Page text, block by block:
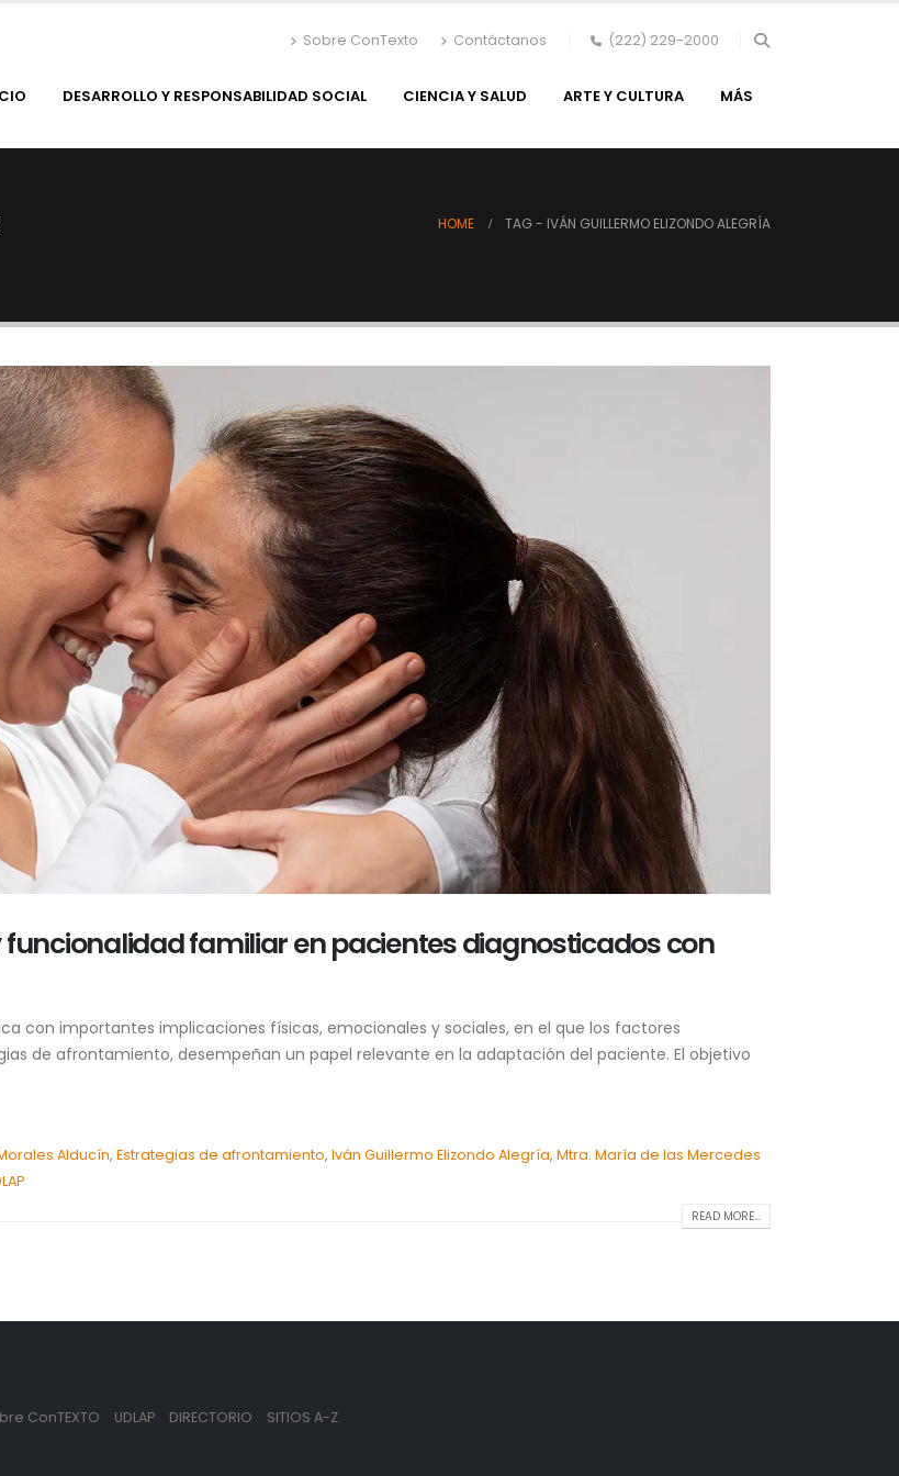
Sobre ConTexto Contáctanos (222) 229-2000
DESARROLLO Y RESPONSABILIDAD SOCIAL CIENCIA Y SALUD ARTE Y CULTURA MÁS
HOME TAG - IVÁN GUILLERMO ELIZONDO ALEGRÍA
familiar en pacientes diagnosticados con
con importantes implicaciones físicas, emocionales y sociales, en el que los factores
de afrontamiento, desempeñan un papel relevante en la adaptación del paciente. El objetivo
Alducín, Estrategias de afrontamiento, Iván Guillermo Elizondo Alegría, Mtra. María de las Mercedes
READ MORE...
ConTEXTO UDLAP DIRECTORIO SITIOS A-Z